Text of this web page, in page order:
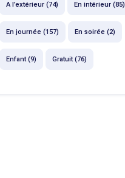
A l’extérieur (74) En intérieur (85)
En journée (157) En soirée (2)
Enfant (9) Gratuit (76)